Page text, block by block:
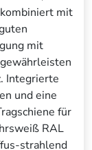
mit
mit
Integrierte
und eine
für
RAL
strahlend